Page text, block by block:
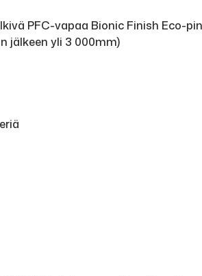
PFC-vapaa Bionic Finish Eco-
jälkeen yli 3 000mm)